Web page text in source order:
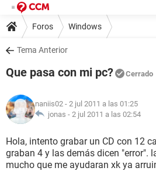
Foros Windows
Tema Anterior
Que pasa con mi pc? Cerrado
naniis02 - 2 jul 2011 a las 01:25
jonas - 2 jul 2011 a las 02:54
Hola, intento grabar un CD con 12
graban 4 y las demás dicen "error".
mucho que me ayudaran xk ya